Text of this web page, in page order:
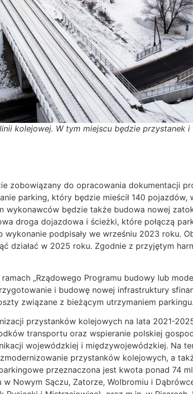
kolejowej. W tym miejscu będzie przystanek
zobowiązany do opracowania dokumentacji
parking, który będzie mieścił 140
wykonawców będzie także budowa nowej
droga dojazdowa i ścieżki, które połączą
wykonanie podpisały we wrześniu 2023 roku.
działać w 2025 roku. Zgodnie z przyjętym
„Rządowego Programu budowy lub
i budowę nowej infrastruktury
związane z bieżącym utrzymaniem parkingu.
przystanków kolejowych na lata 2021-
transportu oraz wspieranie polskiej
wojewódzkiej i międzywojewódzkiej. Na
przystanków kolejowych, a
przeznaczona jest kwota ponad 74
Nowym Sączu, Zatorze, Wolbromiu i